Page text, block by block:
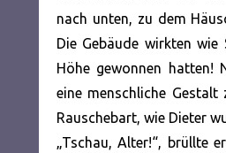
nach unten, zu dem
Die Gebäude wirkten
Höhe gewonnen hatten!
eine menschliche
Rauschebart, wie Dieter
„Tschau, Alter!“, brüllte